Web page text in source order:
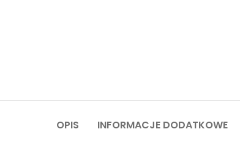
OPIS INFORMACJE DODATKOWE